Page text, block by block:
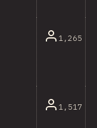
1,265
1,517